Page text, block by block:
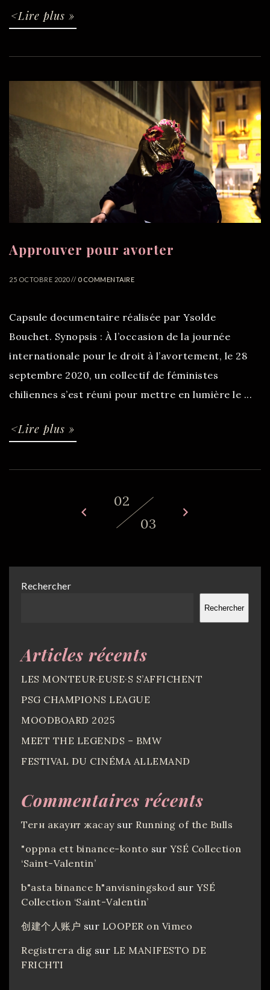
<Lire plus »
Approuver pour avorter
25 OCTOBRE 2020 // 0 COMMENTAIRE
Capsule documentaire réalisée par Ysolde
Bouchet. Synopsis : À l’occasion de la journée
internationale pour le droit à l’avortement, le 28
septembre 2020, un collectif de féministes
chiliennes s’est réuni pour mettre en lumière le ...
<Lire plus »
02
03
Rechercher
Rechercher
Articles récents
LES MONTEUR·EUSE·S S’AFFICHENT
PSG CHAMPIONS LEAGUE
MOODBOARD 2025
MEET THE LEGENDS – BMW
FESTIVAL DU CINÉMA ALLEMAND
Commentaires récents
Тегн акаунт жасауsur Running of the Bulls
"oppna ett binance-konto sur YSÉ Collection
‘Saint-Valentin’
b"asta binance h"anvisningskod sur YSÉ
Collection ‘Saint-Valentin’
创建个人账户 sur LOOPER on Vimeo
Registrera dig sur LE MANIFESTO DE
FRICHTI